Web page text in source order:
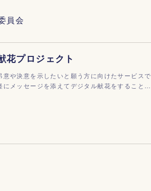
員会
花プロジェクト
や決意を示したいと願う方に向けたサービスで
にメッセージを添えてデジタル献花をすること…